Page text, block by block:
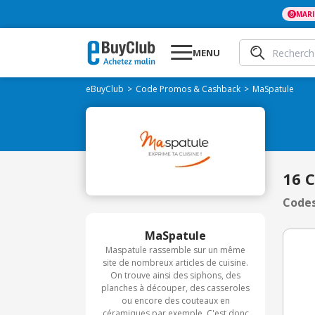
MENU
eBuyClub Code Promos & Cashback MaSpatule
MaSpatule
Maspatule rassemble sur un même
site de nombreux articles de cuisine.
On trouve ainsi des siphons, des
planches à découper, des casseroles
ou encore des couteaux en
16